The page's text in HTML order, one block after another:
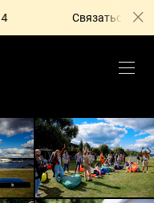
Связаться со мной +7-(915)-